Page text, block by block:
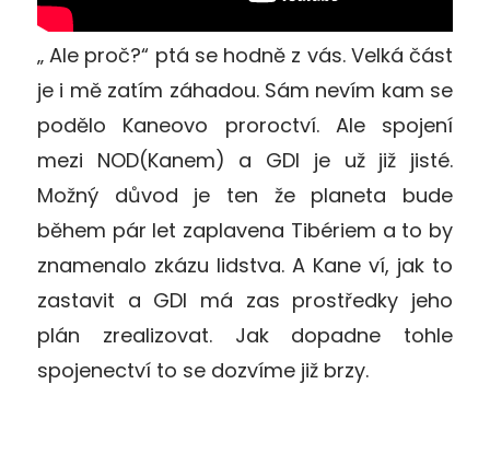
„ Ale proč?“ ptá se hodně z vás. Velká část
je i mě zatím záhadou. Sám nevím kam se
podělo Kaneovo proroctví. Ale spojení
mezi NOD(Kanem) a GDI je už již jisté.
Možný důvod je ten že planeta bude
během pár let zaplavena Tibériem a to by
znamenalo zkázu lidstva. A Kane ví, jak to
zastavit a GDI má zas prostředky jeho
plán zrealizovat. Jak dopadne tohle
spojenectví to se dozvíme již brzy.